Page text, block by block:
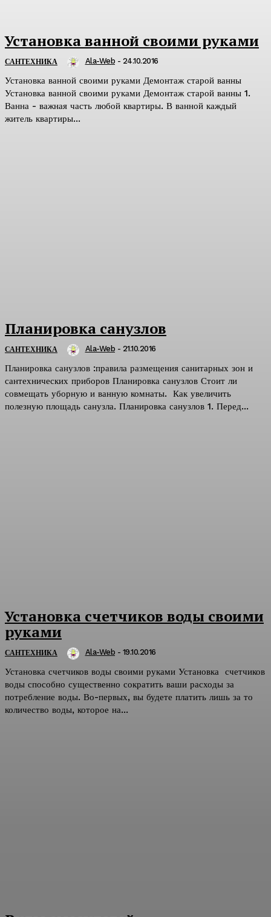
Установка ванной своими руками
САНТЕХНИКА Ala-Web - 24.10.2016
Установка ванной своими руками Демонтаж старой ванны
Установка ванной своими руками Демонтаж старой ванны 1.
Ванна - важная часть любой квартиры. В ванной каждый
житель квартиры...
Планировка санузлов
САНТЕХНИКА Ala-Web - 21.10.2016
Планировка санузлов :правила размещения санитарных зон и
сантехнических приборов Планировка санузлов Стоит ли
совмещать уборную и ванную комнаты. Как увеличить
полезную площадь санузла. Планировка санузлов 1. Перед...
Установка счетчиков воды своими
руками
САНТЕХНИКА Ala-Web - 19.10.2016
Установка счетчиков воды своими руками Установка счетчиков
воды способно существенно сократить ваши расходы за
потребление воды. Во-первых, вы будете платить лишь за то
количество воды, которое на...